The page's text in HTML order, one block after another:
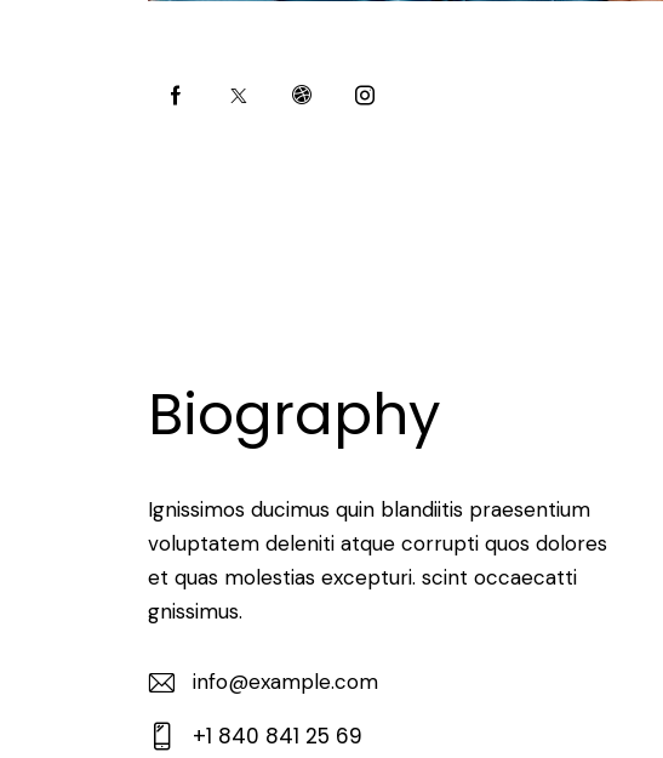
Biography
Ignissimos ducimus quin blandiitis praesentium
voluptatem deleniti atque corrupti quos dolores
et quas molestias excepturi. scint occaecatti
gnissimus.
E-
m
info@example.com
+1 840 841 25 69